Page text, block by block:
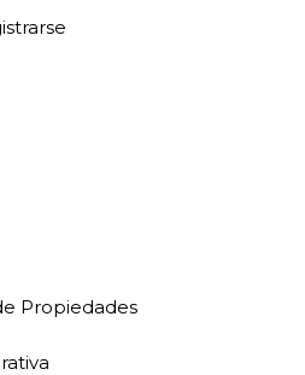
Propiedades